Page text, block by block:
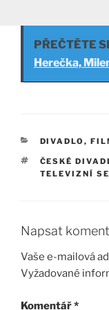
PŘEČTĚTE
Herečka,
RUBRIKY
DIVADLO,
ŠTÍTKY
ČESKÉ
TELEVIZNÍ
Napsat
Vaše e-mailová
Vyžadované
Komentář*